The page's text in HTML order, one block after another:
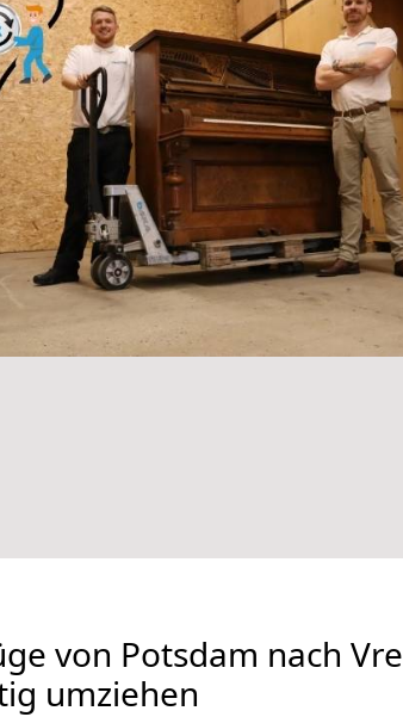
von Potsdam nach
umziehen